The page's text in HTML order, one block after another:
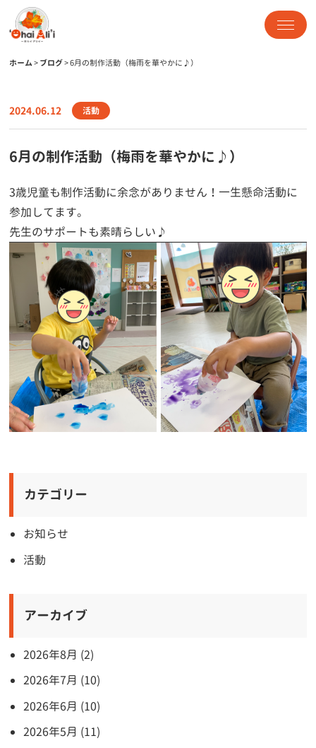
ホーム>ブログ>6月の制作活動（梅雨を華やかに♪）
2024.06.12 活動
6月の制作活動（梅雨を華やかに♪）
3歳児童も制作活動に余念がありません！一生懸命活動に
参加してます。
先生のサポートも素晴らしい♪
カテゴリー
お知らせ
活動
アーカイブ
2026年8月 (2)
2026年7月 (10)
2026年6月 (10)
2026年5月 (11)